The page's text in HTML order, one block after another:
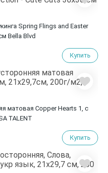
Spring Flings and Easter
Bella Blvd
Купить
матовая Copper Hearts 1, с
TALENT
Купить